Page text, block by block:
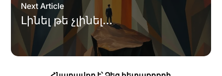
Next Article
Լինել թե չլինել…